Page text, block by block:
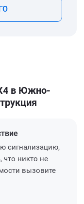
в Южно-
сигнализацию,
что никто не
вызовите